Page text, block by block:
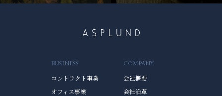
BUSINESS
コントラクト事業
オフィス事業
COMPANY
会社概要
会社沿革